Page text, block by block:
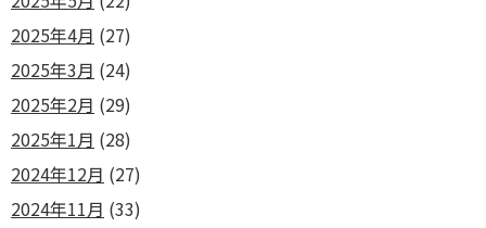
2025年4月 (27)
2025年3月 (24)
2025年2月 (29)
2025年1月 (28)
2024年12月 (27)
2024年11月 (33)